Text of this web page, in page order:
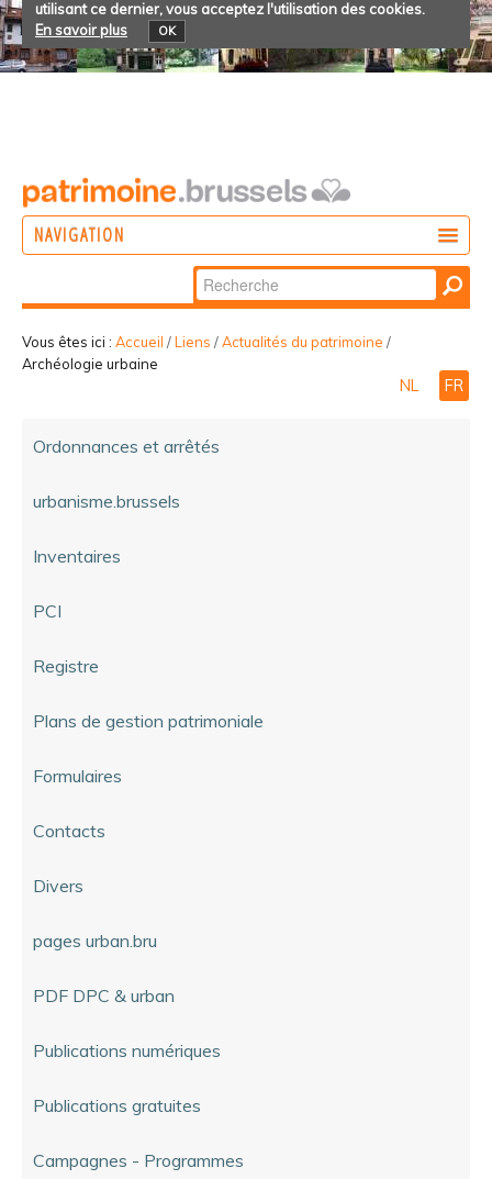
utilisant ce dernier, vous acceptez l'utilisation des cookies.
En savoir plus
OK
NAVIGATION
PARTICIPER
Chercher par
Recherche
avancée…
Vous êtes ici : Accueil /Liens /Actualités du patrimoine /
Archéologie urbaine
NL FR
Ordonnances et arrêtés
urbanisme.brussels
Inventaires
PCI
Registre
Plans de gestion patrimoniale
Formulaires
Contacts
Divers
pages urban.bru
PDF DPC & urban
Publications numériques
Publications gratuites
Campagnes - Programmes